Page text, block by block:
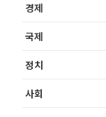
경제
국제
정치
사회